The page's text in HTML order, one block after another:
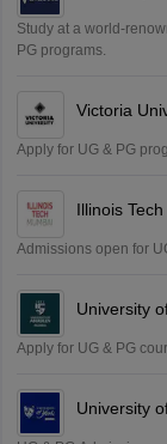
Study at a world-
PG programs.
Victoria
Apply for UG & PG
Illinois
Admissions open for
University
Apply for UG & PG
University